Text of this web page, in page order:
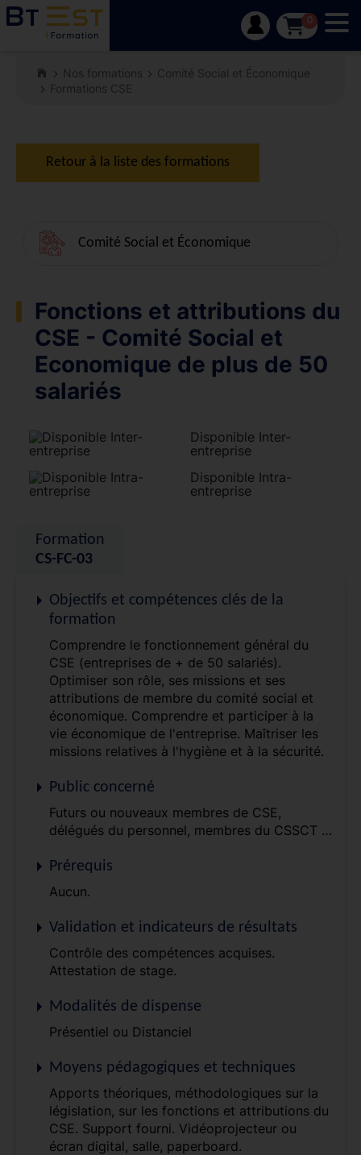
0
Nos formations
Comité Social et Économique
Formations CSE
Retour à la liste des formations
Comité Social et Économique
Fonctions et attributions du
CSE - Comité Social et
Economique de plus de 50
salariés
Disponible Inter-
entreprise
Disponible Intra-
entreprise
Formation
CS-FC-03
Objectifs et compétences clés de la
formation
Comprendre le fonctionnement général du
CSE (entreprises de + de 50 salariés).
Optimiser son rôle, ses missions et ses
attributions de membre du comité social et
économique. Comprendre et participer à la
vie économique de l'entreprise. Maîtriser les
missions relatives à l'hygiène et à la sécurité.
Public concerné
Futurs ou nouveaux membres de CSE,
délégués du personnel, membres du CSSCT …
Prérequis
Aucun.
Validation et indicateurs de résultats
Contrôle des compétences acquises.
Attestation de stage.
Modalités de dispense
Présentiel ou Distanciel
Moyens pédagogiques et techniques
Apports théoriques, méthodologiques sur la
législation, sur les fonctions et attributions du
CSE. Support fourni. Vidéoprojecteur ou
écran digital, salle, paperboard.